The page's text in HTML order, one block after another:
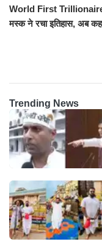
World First
मस्क ने रचा इतिहास, अब
Trending News